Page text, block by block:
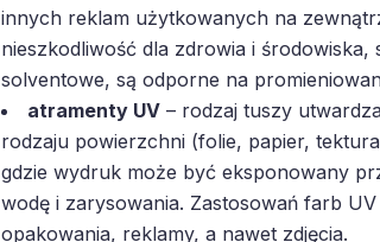
innych reklam użytkowanych na
nieszkodliwość dla zdrowia i
solventowe, są odporne na
atramenty UV– rodzaj tuszy
rodzaju powierzchni (folie, papier,
gdzie wydruk może być eksponowany
wodę i zarysowania. Zastosowań farb
opakowania, reklamy, a nawet zdjęcia.